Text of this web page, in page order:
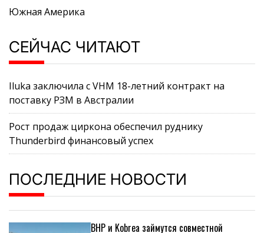
Южная Америка
СЕЙЧАС ЧИТАЮТ
Iluka заключила с VHM 18-летний контракт на
поставку РЗМ в Австралии
Рост продаж циркона обеспечил руднику
Thunderbird финансовый успех
ПОСЛЕДНИЕ НОВОСТИ
BHP и Kobrea займутся совместной